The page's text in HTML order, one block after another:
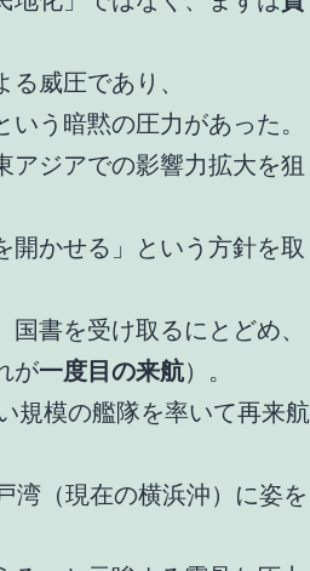
威圧であり、
う暗黙の圧力があった。
アジアでの影響力拡大を狙
開かせる」という方針を取
書を受け取るにとどめ、
が一度目の来航）。
規模の艦隊を率いて再来航
湾（現在の横浜沖）に姿を